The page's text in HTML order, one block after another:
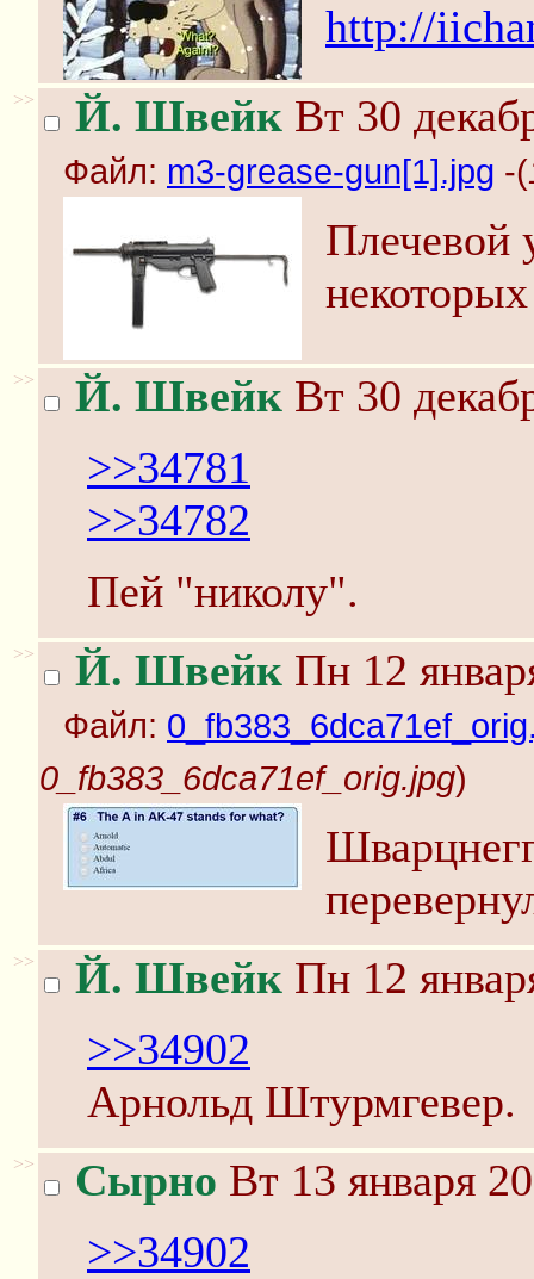
http://
>> Й. Швейк Вт 30
Файл: m3-grease-gun[1].jpg -(
Плечевой
>> Й. Швейк Вт 30
>>34781
>>34782
Пей "николу".
>> Й. Швейк Пн 12
Файл:
0_fb383_6dca71ef_orig.jpg)
>> Й. Швейк Пн 12
>>34902
Арнольд Штурмгевер.
>> Сырно Вт 13 января
>>34902